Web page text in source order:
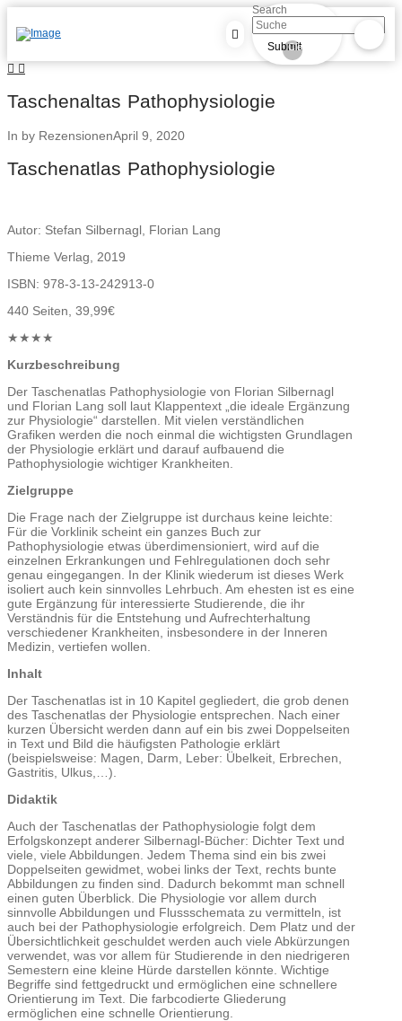
Search
Submit
Clear
Taschenaltas Pathophysiologie
In by RezensionenApril 9, 2020
Taschenatlas Pathophysiologie
Autor: Stefan Silbernagl, Florian Lang
Thieme Verlag, 2019
ISBN: 978-3-13-242913-0
440 Seiten, 39,99€
★★★★
Kurzbeschreibung
Der Taschenatlas Pathophysiologie von Florian Silbernagl
und Florian Lang soll laut Klappentext „die ideale Ergänzung
zur Physiologie“ darstellen. Mit vielen verständlichen
Grafiken werden die noch einmal die wichtigsten Grundlagen
der Physiologie erklärt und darauf aufbauend die
Pathophysiologie wichtiger Krankheiten.
Zielgruppe
Die Frage nach der Zielgruppe ist durchaus keine leichte:
Für die Vorklinik scheint ein ganzes Buch zur
Pathophysiologie etwas überdimensioniert, wird auf die
einzelnen Erkrankungen und Fehlregulationen doch sehr
genau eingegangen. In der Klinik wiederum ist dieses Werk
isoliert auch kein sinnvolles Lehrbuch. Am ehesten ist es eine
gute Ergänzung für interessierte Studierende, die ihr
Verständnis für die Entstehung und Aufrechterhaltung
verschiedener Krankheiten, insbesondere in der Inneren
Medizin, vertiefen wollen.
Inhalt
Der Taschenatlas ist in 10 Kapitel gegliedert, die grob denen
des Taschenatlas der Physiologie entsprechen. Nach einer
kurzen Übersicht werden dann auf ein bis zwei Doppelseiten
in Text und Bild die häufigsten Pathologie erklärt
(beispielsweise: Magen, Darm, Leber: Übelkeit, Erbrechen,
Gastritis, Ulkus,…).
Didaktik
Auch der Taschenatlas der Pathophysiologie folgt dem
Erfolgskonzept anderer Silbernagl-Bücher: Dichter Text und
viele, viele Abbildungen. Jedem Thema sind ein bis zwei
Doppelseiten gewidmet, wobei links der Text, rechts bunte
Abbildungen zu finden sind. Dadurch bekommt man schnell
einen guten Überblick. Die Physiologie vor allem durch
sinnvolle Abbildungen und Flussschemata zu vermitteln, ist
auch bei der Pathophysiologie erfolgreich. Dem Platz und der
Übersichtlichkeit geschuldet werden auch viele Abkürzungen
verwendet, was vor allem für Studierende in den niedrigeren
Semestern eine kleine Hürde darstellen könnte. Wichtige
Begriffe sind fettgedruckt und ermöglichen eine schnellere
Orientierung im Text. Die farbcodierte Gliederung
ermöglichen eine schnelle Orientierung.